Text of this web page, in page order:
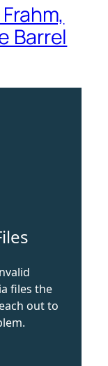
Barrel